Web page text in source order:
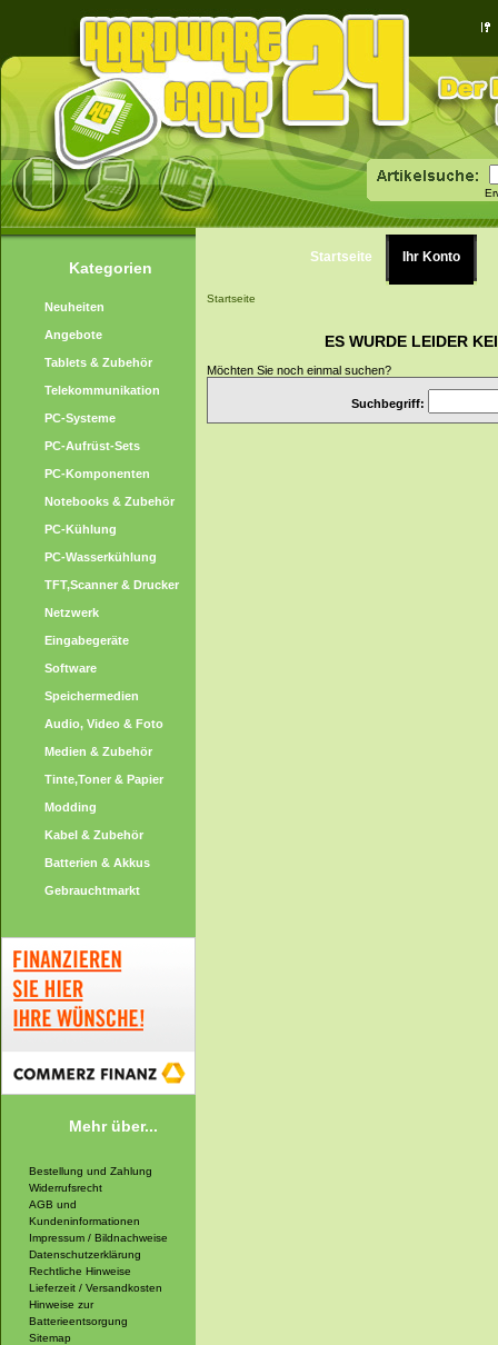
Kategorien
Neuheiten
Angebote
Tablets & Zubehör
Telekommunikation
PC-Systeme
PC-Aufrüst-Sets
PC-Komponenten
Notebooks & Zubehör
PC-Kühlung
PC-Wasserkühlung
TFT,Scanner & Drucker
Netzwerk
Eingabegeräte
Software
Speichermedien
Audio, Video & Foto
Medien & Zubehör
Tinte,Toner & Papier
Modding
Kabel & Zubehör
Batterien & Akkus
Gebrauchtmarkt
Mehr über...
Bestellung und Zahlung
Widerrufsrecht
AGB und
Kundeninformationen
Impressum / Bildnachweise
Datenschutzerklärung
Rechtliche Hinweise
Lieferzeit / Versandkosten
Hinweise zur
Batterieentsorgung
Sitemap
Startseite Ihr Konto
Startseite
ES WURDE LEIDER
Möchten Sie noch einmal suchen?
Suchbegriff: